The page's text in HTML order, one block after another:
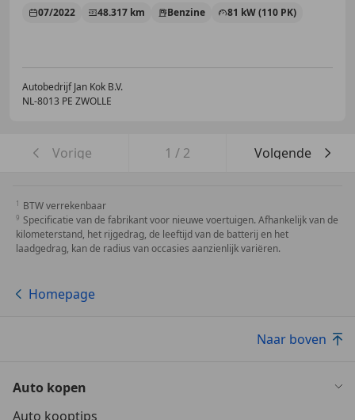
07/2022 48.317 km Benzine 81 kW (110 PK)
Autobedrijf Jan Kok B.V.
NL-8013 PE ZWOLLE
Vorige 1 / 2 Volgende
BTW verrekenbaar
Specificatie van de fabrikant voor nieuwe voertuigen. Afhankelijk van de
kilometerstand, het rijgedrag, de leeftijd van de batterij en het
laadgedrag, kan de radius van occasies aanzienlijk variëren.
Homepage
Naar boven
Auto kopen
Auto kooptips